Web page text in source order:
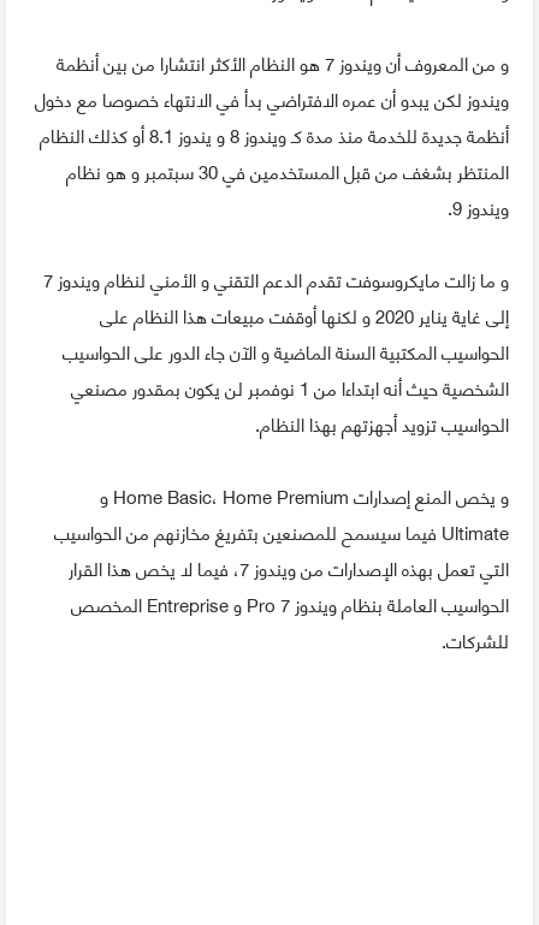
و من المعروف أن ويندوز 7 هو النظام الأكثر انتشارا من بين أنظمة
ويندوز لكن يبدو أن عمره الافتراضي بدأ في الانتهاء خصوصا مع دخول
أنظمة جديدة للخدمة منذ مدة كـ ويندوز 8 و يندوز 8.1 أو كذلك النظام
المنتظر بشغف من قبل المستخدمين في 30 سبتمبر و هو نظام
ويندوز 9.
و ما زالت مايكروسوفت تقدم الدعم التقني و الأمني لنظام ويندوز 7
إلى غاية يناير 2020 و لكنها أوقفت مبيعات هذا النظام على
الحواسيب المكتبية السنة الماضية و الآن جاء الدور على الحواسيب
الشخصية حيث أنه ابتداءا من 1 نوفمبر لن يكون بمقدور مصنعي
الحواسيب تزويد أجهزتهم بهذا النظام.
و يخص المنع إصدارات Home Basic، Home Premium و
Ultimate فيما سيسمح للمصنعين بتفريغ مخازنهم من الحواسيب
التي تعمل بهذه الإصدارات من ويندوز 7، فيما لا يخص هذا القرار
الحواسيب العاملة بنظام ويندوز 7 Pro و Entreprise المخصص
للشركات.